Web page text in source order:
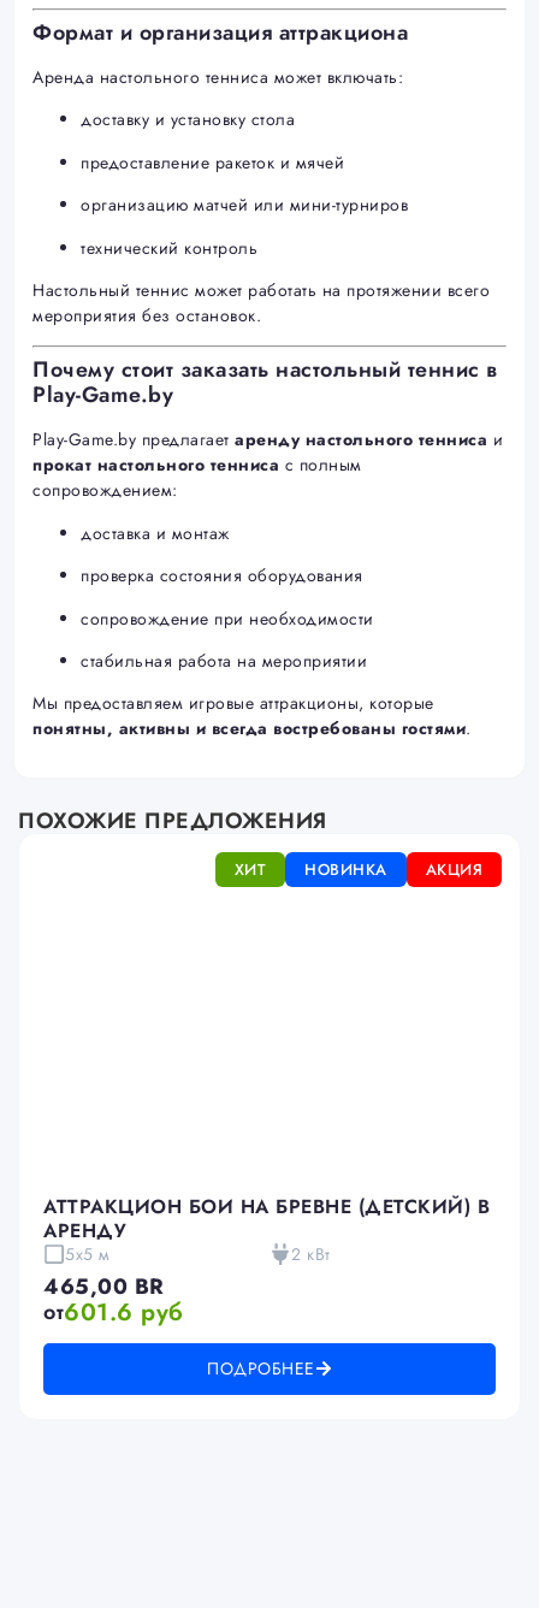
Формат и организация аттракциона
Аренда настольного тенниса может включать:
доставку и установку стола
предоставление ракеток и мячей
организацию матчей или мини-турниров
технический контроль
Настольный теннис может работать на протяжении всего
мероприятия без остановок.
Почему стоит заказать настольный теннис в
Play-Game.by
Play-Game.by предлагает аренду настольного тенниса и
прокат настольного тенниса с полным
сопровождением:
доставка и монтаж
проверка состояния оборудования
сопровождение при необходимости
стабильная работа на мероприятии
Мы предоставляем игровые аттракционы, которые
понятны, активны и всегда востребованы гостями.
ПОХОЖИЕ ПРЕДЛОЖЕНИЯ
АКЦИЯ
НОВИНКА
ХИТ
АТТРАКЦИОН БОИ НА БРЕВНЕ (ДЕТСКИЙ) В
АРЕНДУ
5х5 м 2 кВт
465,00 BR
от601.6 руб
ПОДРОБНЕЕ